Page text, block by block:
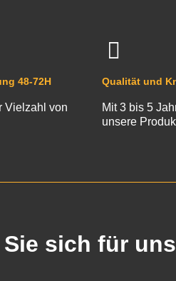
48-72H
Vielzahl von
Qualität und
Mit 3 bis 5
unsere
Sie sich für